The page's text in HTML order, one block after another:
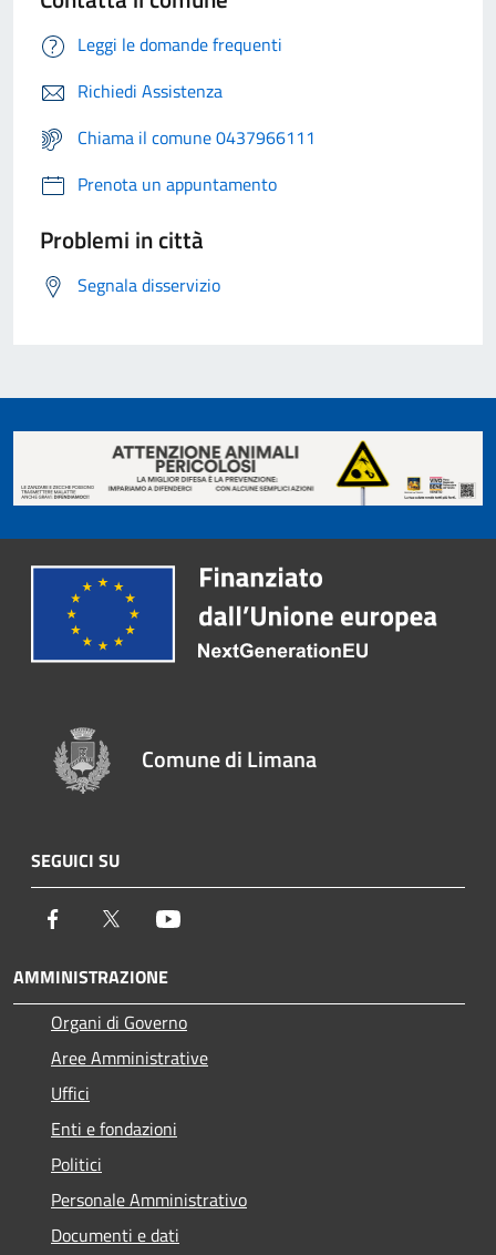
Leggi le domande frequenti
Richiedi Assistenza
Chiama il comune 0437966111
Prenota un appuntamento
Problemi in città
Segnala disservizio
Comune di Limana
SEGUICI SU
Facebook Twitter
AMMINISTRAZIONE
Organi di Governo
Aree Amministrative
Uffici
Enti e fondazioni
Politici
Personale Amministrativo
Documenti e dati